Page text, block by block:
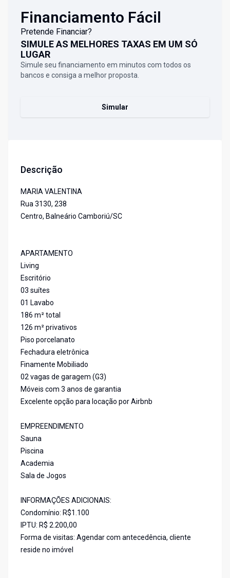
Financiamento Fácil
Pretende Financiar?
SIMULE AS MELHORES TAXAS EM UM SÓ
LUGAR
Simule seu financiamento em minutos com todos os
bancos e consiga a melhor proposta.
Simular
Descrição
MARIA VALENTINA
Rua 3130, 238
Centro, Balneário Camboriú/SC
APARTAMENTO
Living
Escritório
03 suítes
01 Lavabo
186 m² total
126 m² privativos
Piso porcelanato
Fechadura eletrônica
Finamente Mobiliado
02 vagas de garagem (G3)
Móveis com 3 anos de garantia
Excelente opção para locação por Airbnb
EMPREENDIMENTO
Sauna
Piscina
Academia
Sala de Jogos
INFORMAÇÕES ADICIONAIS:
Condomínio: R$1.100
IPTU: R$ 2.200,00
Forma de visitas: Agendar com antecedência, cliente
reside no imóvel